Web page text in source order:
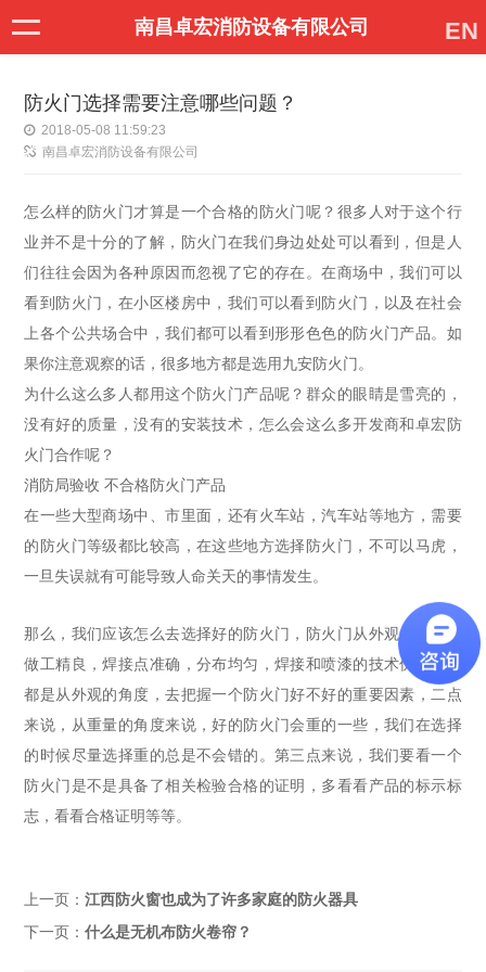
南昌卓宏消防设备有限公司 EN
防火门选择需要注意哪些问题？
2018-05-08 11:59:23
南昌卓宏消防设备有限公司
怎么样的防火门才算是一个合格的防火门呢？很多人对于这个行
业并不是十分的了解，防火门在我们身边处处可以看到，但是人
们往往会因为各种原因而忽视了它的存在。在商场中，我们可以
看到防火门，在小区楼房中，我们可以看到防火门，以及在社会
上各个公共场合中，我们都可以看到形形色色的防火门产品。如
果你注意观察的话，很多地方都是选用九安防火门。
为什么这么多人都用这个防火门产品呢？群众的眼睛是雪亮的，
没有好的质量，没有的安装技术，怎么会这么多开发商和卓宏防
火门合作呢？
消防局验收 不合格防火门产品
在一些大型商场中、市里面，还有火车站，汽车站等地方，需要
的防火门等级都比较高，在这些地方选择防火门，不可以马虎，
一旦失误就有可能导致人命关天的事情发生。
那么，我们应该怎么去选择好的防火门，防火门从外观上面看，
做工精良，焊接点准确，分布均匀，焊接和喷漆的技术优良等等
都是从外观的角度，去把握一个防火门好不好的重要因素，二点
来说，从重量的角度来说，好的防火门会重的一些，我们在选择
的时候尽量选择重的总是不会错的。第三点来说，我们要看一个
防火门是不是具备了相关检验合格的证明，多看看产品的标示标
志，看看合格证明等等。
上一页：江西防火窗也成为了许多家庭的防火器具
下一页：什么是无机布防火卷帘？